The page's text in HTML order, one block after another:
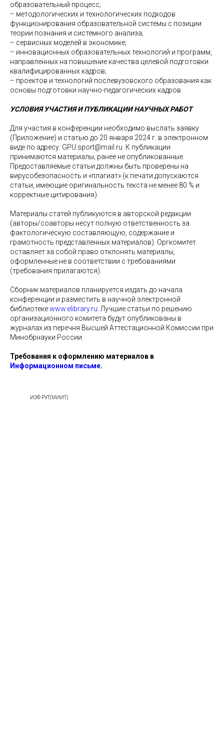
образовательный процесс;
– методологических и технологических подходов
функционирования образовательной системы с позиции
теории познания и системного анализа;
– сервисных моделей в экономике;
– инновационных образовательных технологий и программ,
направленных на повышение качества целевой подготовки
квалифицированных кадров;
– проектов и технологий послевузовского образования как
основы подготовки научно-педагогических кадров.
УСЛОВИЯ УЧАСТИЯ И ПУБЛИКАЦИИ НАУЧНЫХ РАБОТ
Для участия в конференции необходимо выслать заявку
(Приложение) и статью до 20 января 2024 г. в электронном
виде по адресу: GPU.sport@mail.ru. К публикации
принимаются материалы, ранее не опубликованные.
Предоставляемые статьи должны быть проверены на
вирусобезопасность и «плагиат» (к печати допускаются
статьи, имеющие оригинальность текста не менее 80 % и
корректные цитирования).
Материалы статей публикуются в авторской редакции
(авторы/соавторы несут полную ответственность за
фактологическую составляющую, содержание и
грамотность представленных материалов). Оргкомитет
оставляет за собой право отклонять материалы,
оформленные не в соответствии с требованиями
(требования прилагаются).
Сборник материалов планируется издать до начала
конференции и разместить в научной электронной
библиотекеwww.elibrary.ru . Лучшие статьи по решению
организационного комитета будут опубликованы в
журналах из перечня Высшей Аттестационной Комиссии при
Минобрнауки России.
Требования к оформлению материалов в
Информационном письме.
ИЭФ РУТ(МИИТ)